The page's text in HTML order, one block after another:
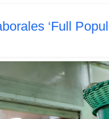
‘Full